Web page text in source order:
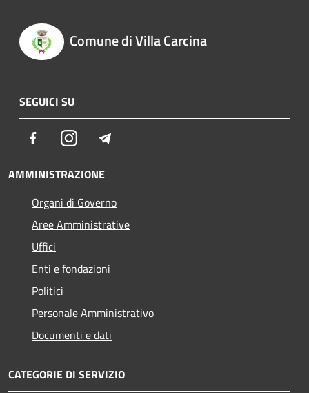
Comune di Villa Carcina
SEGUICI SU
FacebookInstagram
AMMINISTRAZIONE
Organi di Governo
Aree Amministrative
Uffici
Enti e fondazioni
Politici
Personale Amministrativo
Documenti e dati
CATEGORIE DI SERVIZIO